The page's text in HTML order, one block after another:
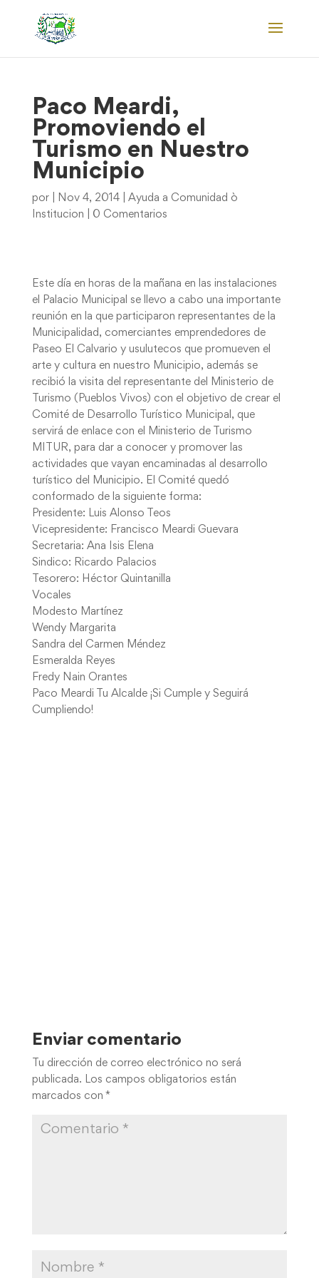
Paco Meardi,
Promoviendo el
Turismo en Nuestro
Municipio
por Nov 4, 2014| Ayuda a Comunidad ò
Institucion
0 Comentarios
Este día en horas de la mañana en las instalaciones
el Palacio Municipal se llevo a cabo una importante
reunión en la que participaron representantes de la
Municipalidad, comerciantes emprendedores de
Paseo El Calvario y usulutecos que promueven el
arte y cultura en nuestro Municipio, además se
recibió la visita del representante del Ministerio de
Turismo (Pueblos Vivos) con el objetivo de crear el
Comité de Desarrollo Turístico Municipal, que
servirá de enlace con el Ministerio de Turismo
MITUR, para dar a conocer y promover las
actividades que vayan encaminadas al desarrollo
turístico del Municipio. El Comité quedó
conformado de la siguiente forma:
Presidente: Luis Alonso Teos
Vicepresidente: Francisco Meardi Guevara
Secretaria: Ana Isis Elena
Sindico: Ricardo Palacios
Tesorero: Héctor Quintanilla
Vocales
Modesto Martínez
Wendy Margarita
Sandra del Carmen Méndez
Esmeralda Reyes
Fredy Nain Orantes
Paco Meardi Tu Alcalde ¡Si Cumple y Seguirá
Cumpliendo!
Enviar comentario
Tu dirección de correo electrónico no será
publicada. Los campos obligatorios están
marcados con *